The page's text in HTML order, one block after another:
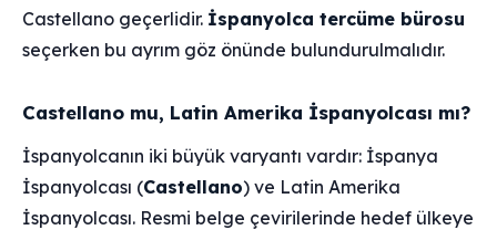
Castellano geçerlidir. İspanyolca tercüme bürosu
seçerken bu ayrım göz önünde bulundurulmalıdır.
Castellano mu, Latin Amerika İspanyolcası mı?
İspanyolcanın iki büyük varyantı vardır: İspanya
İspanyolcası (Castellano) ve Latin Amerika
İspanyolcası. Resmi belge çevirilerinde hedef ülkeye